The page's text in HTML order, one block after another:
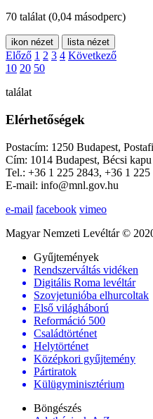
70 találat (0,04 másodperc)
ikon nézet lista nézet
Előző 1 2 3 4 Következő
10 20 50
találat
Elérhetőségek
Postacím: 1250 Budapest,
Cím: 1014 Budapest, Bécsi
Tel.: +36 1 225 2843, +36 1 225
E-mail: info@mnl.gov.hu
e-mail facebook vimeo
Magyar Nemzeti Levéltár ©
Gyűjtemények
Rendszerváltás vidéken
Digitális Roma levéltár
Szovjetunióba elhurcoltak
Első világháború
Reformáció 500
Családtörténet
Helytörténet
Középkori gyűjtemény
Pártiratok
Külügyminisztérium
Böngészés